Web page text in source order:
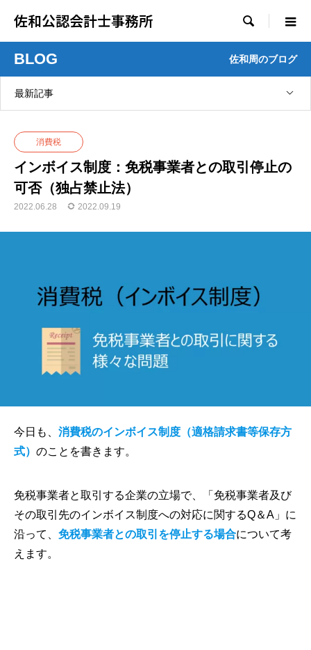
佐和公認会計士事務所 
BLOG 佐和周のブログ
最新記事
消費税
インボイス制度：免税事業者との取引停止の
可否（独占禁止法）
2022.06.28 2022.09.19
今日も、 消費税のインボイス制度（適格請求書等保存方
式） のことを書きます。
免税事業者と取引する企業の立場で、「免税事業者及び
その取引先のインボイス制度への対応に関するQ＆A」に
沿って、 免税事業者との取引を停止する場合について考
えます。